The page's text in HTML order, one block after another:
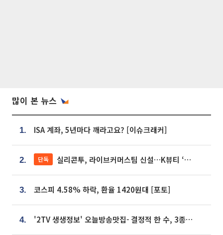
많이 본 뉴스
1. ISA 계좌, 5년마다 깨라고요? [이슈크래커]
2. 단독 실리콘투, 라이브커머스팀 신설…K뷰티 ‘글로벌 판매망’ 확대[K뷰티 라방戰]
3. 코스피 4.58% 하락, 환율 1420원대 [포토]
4. '2TV 생생정보' 오늘방송맛집- 결정적 한 수, 3종 메밀면! 메밀 소바 맛집 '의○○○○'